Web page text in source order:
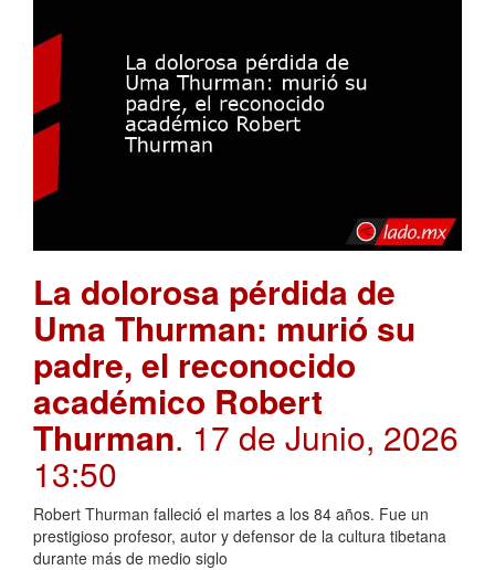
La dolorosa pérdida de
Uma Thurman: murió su
padre, el reconocido
académico Robert
Thurman. 17 de Junio, 2026
13:50
Robert Thurman falleció el martes a los 84 años. Fue un
prestigioso profesor, autor y defensor de la cultura tibetana
durante más de medio siglo